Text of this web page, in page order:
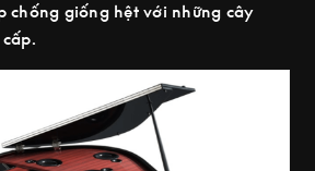
chống giống hệt với những cây